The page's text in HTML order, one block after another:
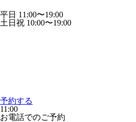
平日 11:00〜19:00
土日祝 10:00〜19:00
予約する
11:00
お電話でのご予約